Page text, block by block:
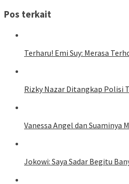
Pos terkait
Terharu! Emi Suy: Merasa
Rizky Nazar Ditangkap Polisi
Vanessa Angel dan Suaminya
Jokowi: Saya Sadar Begitu